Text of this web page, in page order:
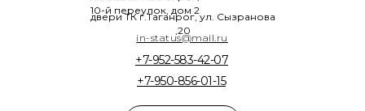
+7-950-856-01-15
+7-952-583-42-07
10-й переулок, дом 2
двери ТК г.Таганрог, ул. Сызранова
,20
in-status@mail.ru